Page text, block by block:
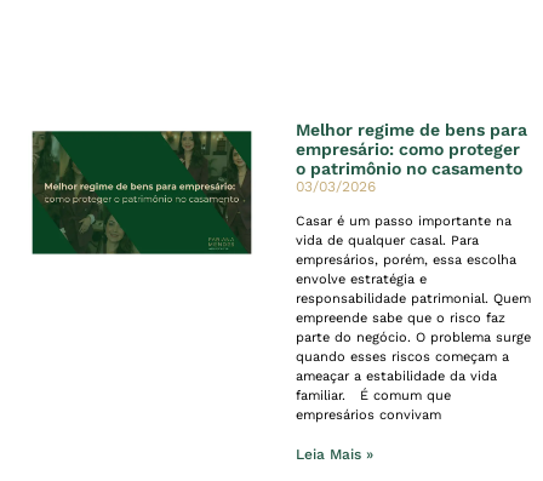
Melhor regime de bens para
empresário: como proteger
o patrimônio no casamento
03/03/2026
Casar é um passo importante na
vida de qualquer casal. Para
empresários, porém, essa escolha
envolve estratégia e
responsabilidade patrimonial. Quem
empreende sabe que o risco faz
parte do negócio. O problema surge
quando esses riscos começam a
ameaçar a estabilidade da vida
familiar. É comum que
empresários convivam
Leia Mais »